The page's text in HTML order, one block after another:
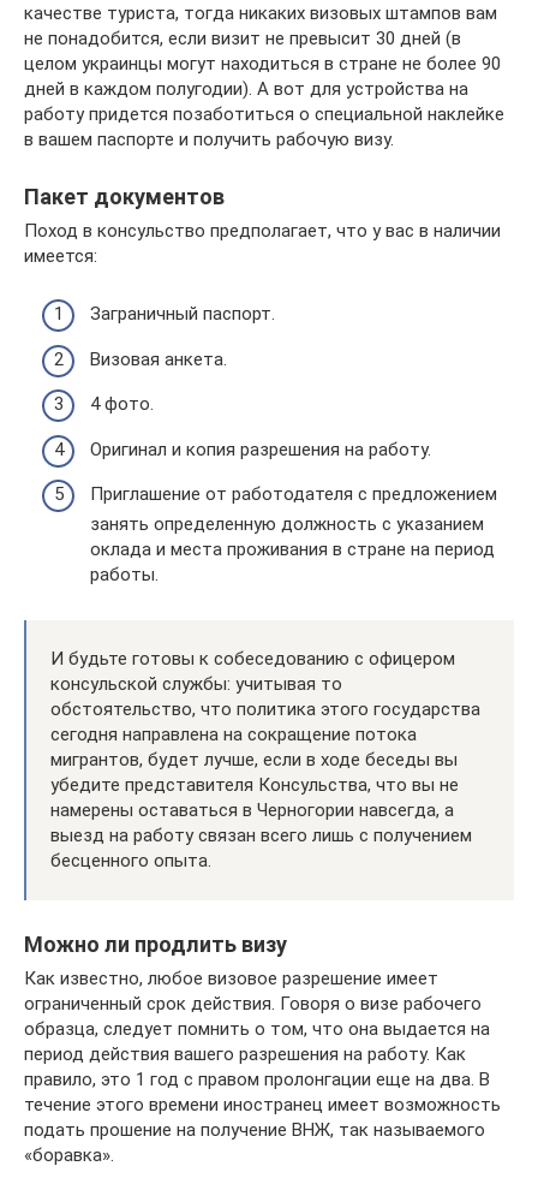
качестве туриста, тогда никаких визовых штампов вам
не понадобится, если визит не превысит 30 дней (в
целом украинцы могут находиться в стране не более 90
дней в каждом полугодии). А вот для устройства на
работу придется позаботиться о специальной наклейке
в вашем паспорте и получить рабочую визу.
Пакет документов
Поход в консульство предполагает, что у вас в наличии
имеется:
Заграничный паспорт.
Визовая анкета.
4 фото.
Оригинал и копия разрешения на работу.
Приглашение от работодателя с предложением
занять определенную должность с указанием
оклада и места проживания в стране на период
работы.
И будьте готовы к собеседованию с офицером
консульской службы: учитывая то
обстоятельство, что политика этого государства
сегодня направлена на сокращение потока
мигрантов, будет лучше, если в ходе беседы вы
убедите представителя Консульства, что вы не
намерены оставаться в Черногории навсегда, а
выезд на работу связан всего лишь с получением
бесценного опыта.
Можно ли продлить визу
Как известно, любое визовое разрешение имеет
ограниченный срок действия. Говоря о визе рабочего
образца, следует помнить о том, что она выдается на
период действия вашего разрешения на работу. Как
правило, это 1 год с правом пролонгации еще на два. В
течение этого времени иностранец имеет возможность
подать прошение на получение ВНЖ, так называемого
«боравка».